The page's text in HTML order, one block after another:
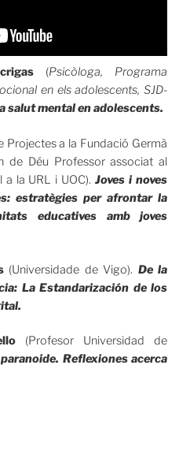
(Psicòloga, Programa
en els adolescents, SJD-
salut mental en adolescents.
Projectes a la Fundació Germà
de Déu Professor associat al
a la URL i UOC).Joves i noves
estratègies per afrontar la
educatives amb joves
(Universidade de Vigo). De la
La Estandarización de los
(Profesor Universidad de
Reflexiones acerca